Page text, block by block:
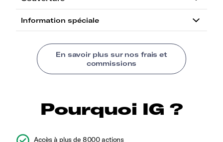
Pourquoi IG ?
Accès à plus de 8000 actions